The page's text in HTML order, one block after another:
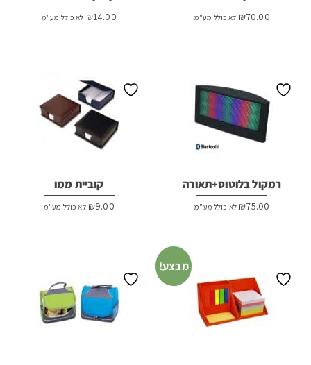
₪70.00 לא כולל מע"מ ₪14.00 לא כולל מע"מ
רמקול בלוטוס+תאורה
₪75.00 לא כולל מע"מ
קוביית ממו
₪9.00 לא כולל מע"מ
מבצע!